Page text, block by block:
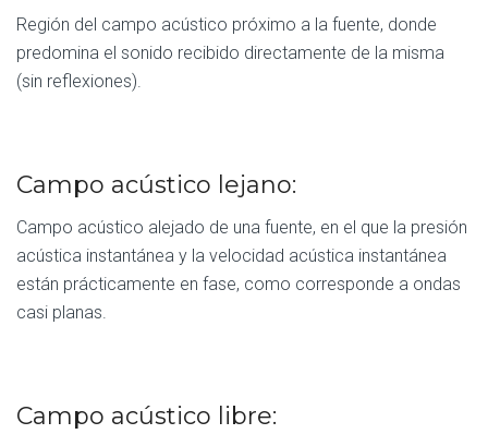
Región del campo acústico próximo a la fuente, donde
predomina el sonido recibido directamente de la misma
(sin reflexiones).
Campo acústico lejano:
Campo acústico alejado de una fuente, en el que la presión
acústica instantánea y la velocidad acústica instantánea
están prácticamente en fase, como corresponde a ondas
casi planas.
Campo acústico libre: